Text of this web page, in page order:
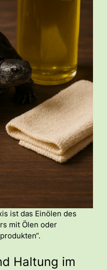
ist das Einölen des
mit Ölen oder
Haltung im